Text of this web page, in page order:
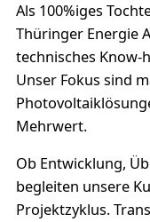
Als 100%iges
Thüringer Energie
technisches
Unser Fokus sind
Mehrwert.
Ob Entwicklung,
begleiten unsere
Projektzyklus.